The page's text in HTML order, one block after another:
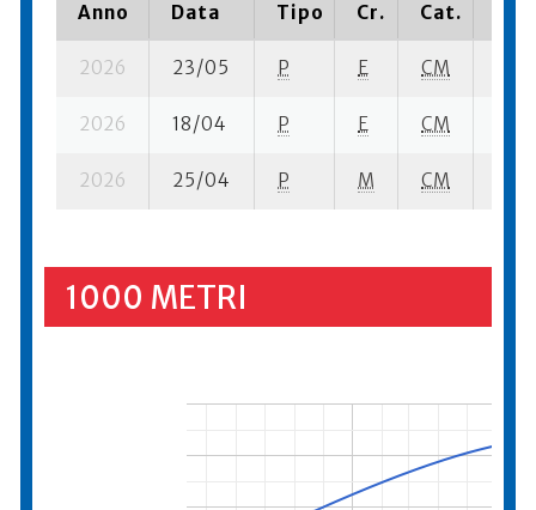
Anno Data Tipo Cr. Cat.
2026 23/05 P E CM
2026 18/04 P E CM
2026 25/04 P M CM
1000 METRI